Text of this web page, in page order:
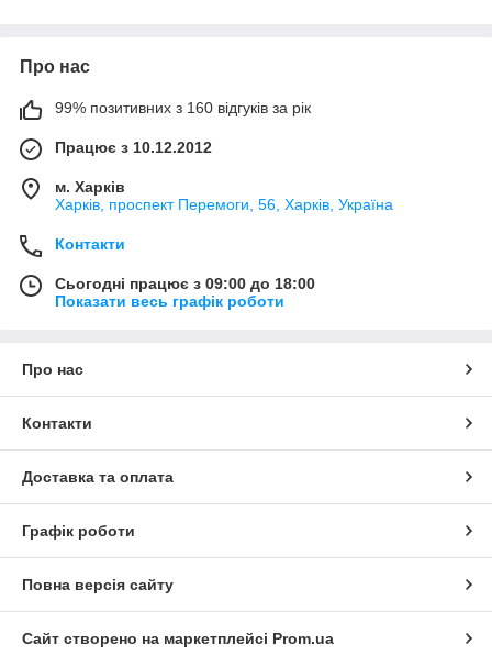
Про нас
99% позитивних з 160 відгуків за рік
Працює з 10.12.2012
м. Харків
Харків, проспект Перемоги, 56, Харків, Україна
Контакти
Сьогодні працює з 09:00 до 18:00
Показати весь графік роботи
Про нас
Контакти
Доставка та оплата
Графік роботи
Повна версія сайту
Сайт створено на маркетплейсі Prom.ua